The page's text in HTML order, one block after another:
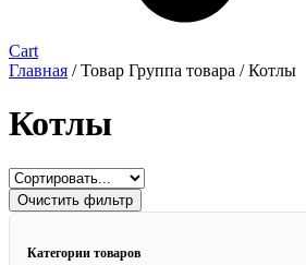
Cart
Главная / Товар Группа товара / Котлы
Котлы
Очистить фильтр
Категории товаров